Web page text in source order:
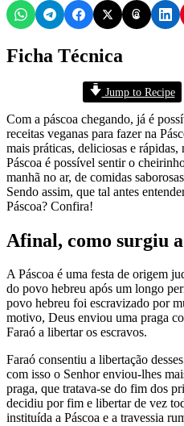
Ficha Técnica
Jump to Recipe
Com a páscoa chegando, já é
receitas veganas para fazer na
mais práticas, deliciosas e rápidas,
Páscoa é possível sentir o
manhã no ar, de comidas
Sendo assim, que tal antes
Páscoa? Confira!
Afinal, como surgiu a
A Páscoa é uma festa de origem
do povo hebreu após um longo
povo hebreu foi escravizado por
motivo, Deus enviou uma praga
Faraó a libertar os escravos.
Faraó consentiu a libertação
com isso o Senhor enviou-lhes
praga, que tratava-se do fim dos
decidiu por fim e libertar de vez
instituída a Páscoa e a travessia